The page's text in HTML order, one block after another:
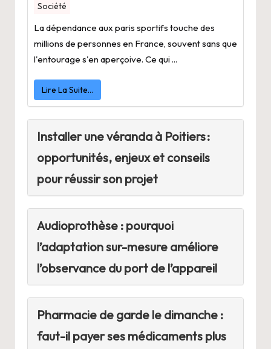
Société
La dépendance aux paris sportifs touche des
millions de personnes en France, souvent sans que
l'entourage s'en aperçoive. Ce qui ...
Lire La Suite…
Installer une véranda à Poitiers :
opportunités, enjeux et conseils
pour réussir son projet
Audioprothèse : pourquoi
l’adaptation sur-mesure améliore
l’observance du port de l’appareil
Pharmacie de garde le dimanche :
faut-il payer ses médicaments plus